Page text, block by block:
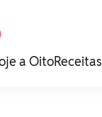
a OitoReceitas